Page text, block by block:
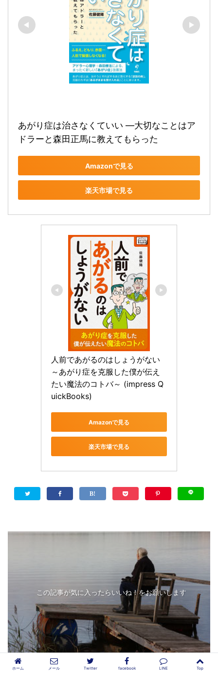
あがり症は治さなくていい —大切なことはア
ドラーと森田正馬に教えてもらった
Amazonで見る
楽天市場で見る
人前であがるのはしょうがない
～あがり症を克服した僕が伝え
たい魔法のコトバ～ (impress Q
uickBooks)
Amazonで見る
楽天市場で見る
この記事が気に入ったらいいね！をお願いします
ホーム メール Twitter facebook LINE Top